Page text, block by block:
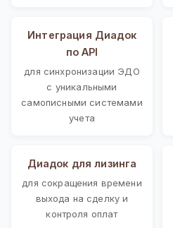
Интеграция Диадок
по API
для синхронизации ЭДО
с уникальными
самописными системами
учета
Диадок для лизинга
для сокращения времени
выхода на сделку и
контроля оплат